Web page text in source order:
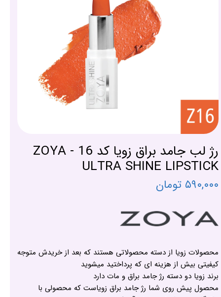
رژ لب جامد براق زویا کد 16 - ZOYA
ULTRA SHINE LIPSTICK
۵۹۰,۰۰۰ تومان
محصولات زویا از دسته محصولاتی هستند که بعد از خریدش متوجه
کیفیتی بیش از هزینه ای که پرداختید میشوید
برند زویا دو دسته رژ جامد براق و مات دارد
محصول پیش روی شما رژ جامد براق زویاست که محصولی با